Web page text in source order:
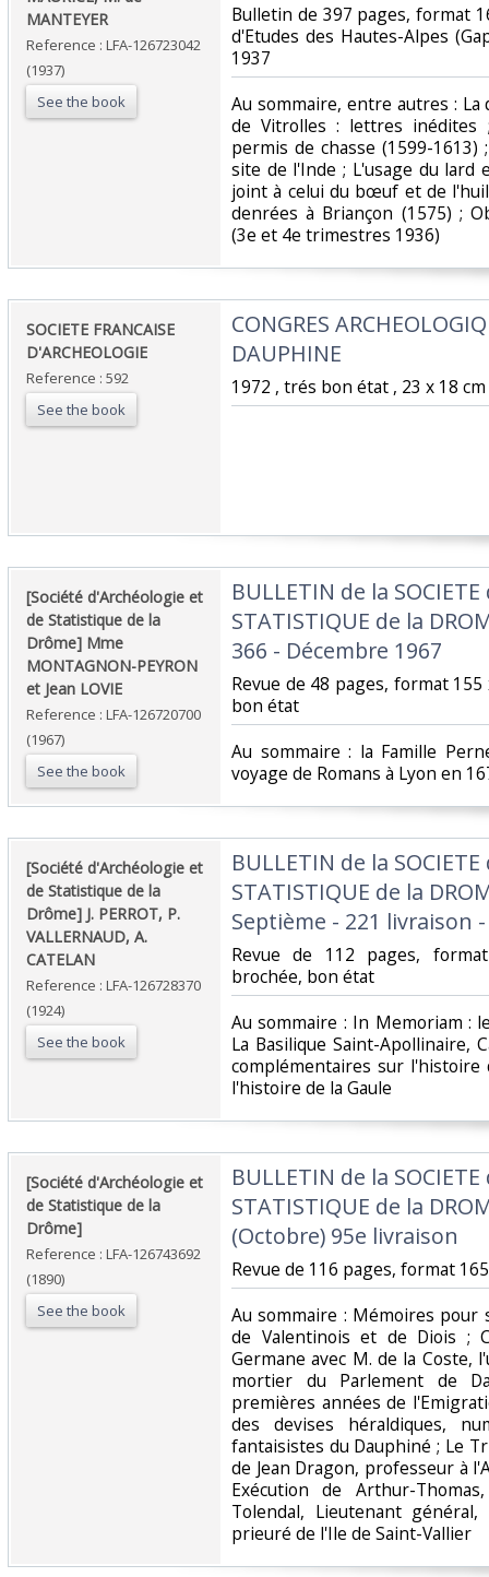
MANTEYER‎
Reference : LFA-126723042
(1937)
See the book
‎Bulletin de 397 pages, format
d'Etudes des Hautes-Alpes
1937‎
‎Au sommaire, entre autres :
de Vitrolles : lettres
permis de chasse (1599-
site de l'Inde ; L'usage du lard
joint à celui du bœuf et de
denrées à Briançon (1575) ;
(3e et 4e trimestres 1936)‎
‎SOCIETE FRANCAISE
D'ARCHEOLOGIE‎
Reference : 592
See the book
‎CONGRES
DAUPHINE‎
‎1972 , trés bon état , 23 x 18
‎[Société d'Archéologie et
de Statistique de la
Drôme] Mme
MONTAGNON-PEYRON
et Jean LOVIE‎
Reference : LFA-126720700
(1967)
See the book
‎BULLETIN de la
STATISTIQUE de la
366 - Décembre 1967‎
‎Revue de 48 pages, format
bon état‎
‎Au sommaire : la Famille
voyage de Romans à Lyon en
‎[Société d'Archéologie et
de Statistique de la
Drôme] J. PERROT, P.
VALLERNAUD, A.
CATELAN‎
Reference : LFA-126728370
(1924)
See the book
‎BULLETIN de la
STATISTIQUE de la
Septième - 221 livraison
‎Revue de 112 pages,
brochée, bon état‎
‎Au sommaire : In Memoriam :
La Basilique Saint-Apollinaire,
complémentaires sur l'histoire
l'histoire de la Gaule‎
‎[Société d'Archéologie et
de Statistique de la
Drôme] ‎
Reference : LFA-126743692
(1890)
See the book
‎BULLETIN de la
STATISTIQUE de la
(Octobre) 95e livraison‎
‎Revue de 116 pages, format
‎Au sommaire : Mémoires
de Valentinois et de Diois ;
Germane avec M. de la Coste,
mortier du Parlement de
premières années de
des devises héraldiques,
fantaisistes du Dauphiné ; Le
de Jean Dragon, professeur à
Exécution de Arthur-
Tolendal, Lieutenant
prieuré de l'Ile de Saint-Vallier‎